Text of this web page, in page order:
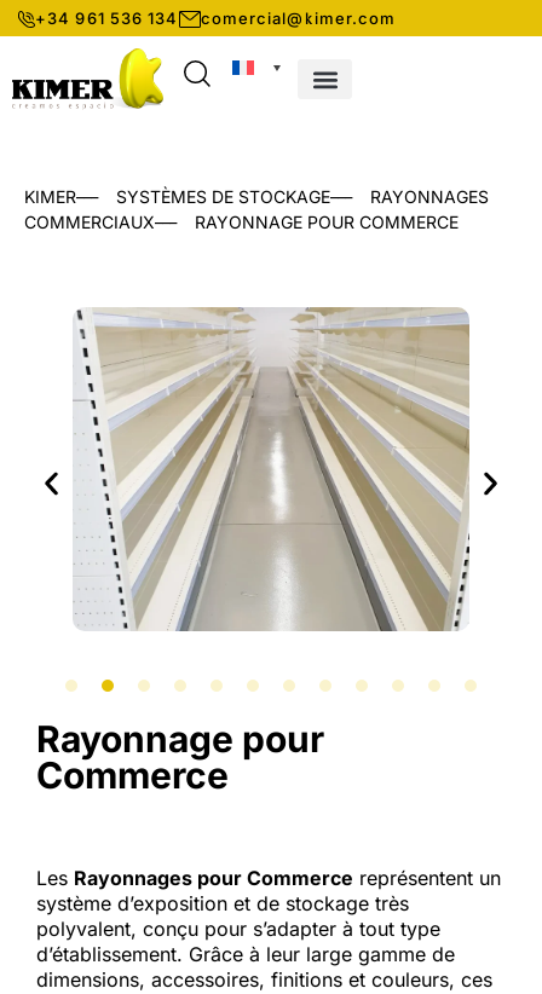
+34 961 536 134 comercial@kimer.com
KIMER SYSTÈMES DE STOCKAGE
RAYONNAGES
COMMERCIAUX
RAYONNAGE POUR COMMERCE
Rayonnage pour
Commerce
Les Rayonnages pour Commerce représentent un
système d’exposition et de stockage très
polyvalent, conçu pour s’adapter à tout type
d’établissement. Grâce à leur large gamme de
dimensions, accessoires, finitions et couleurs, ces